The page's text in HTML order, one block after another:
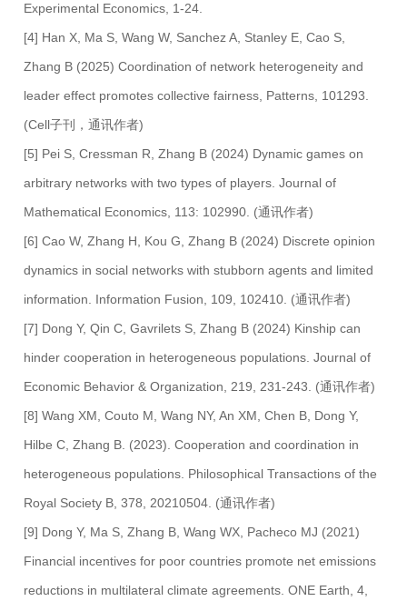
Experimental Economics, 1-24.
[4] Han X, Ma S, Wang W, Sanchez A, Stanley E, Cao S,
Zhang B (2025) Coordination of network heterogeneity and
leader effect promotes collective fairness, Patterns, 101293.
(Cell子刊，通讯作者)
[5] Pei S, Cressman R, Zhang B (2024) Dynamic games on
arbitrary networks with two types of players. Journal of
Mathematical Economics, 113: 102990. (通讯作者)
[6] Cao W, Zhang H, Kou G, Zhang B (2024) Discrete opinion
dynamics in social networks with stubborn agents and limited
information. Information Fusion, 109, 102410. (通讯作者)
[7] Dong Y, Qin C, Gavrilets S, Zhang B (2024) Kinship can
hinder cooperation in heterogeneous populations. Journal of
Economic Behavior & Organization, 219, 231-243. (通讯作者)
[8] Wang XM, Couto M, Wang NY, An XM, Chen B, Dong Y,
Hilbe C, Zhang B. (2023). Cooperation and coordination in
heterogeneous populations. Philosophical Transactions of the
Royal Society B, 378, 20210504. (通讯作者)
[9] Dong Y, Ma S, Zhang B, Wang WX, Pacheco MJ (2021)
Financial incentives for poor countries promote net emissions
reductions in multilateral climate agreements. ONE Earth, 4,